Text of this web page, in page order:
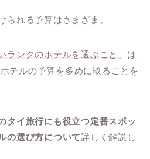
られる予算はさまざま。
ランクのホテルを選ぶこと 」は
テルの予算を多めに取ることを
タイ旅行にも役立つ定番スポッ
の選び方について詳しく解説し